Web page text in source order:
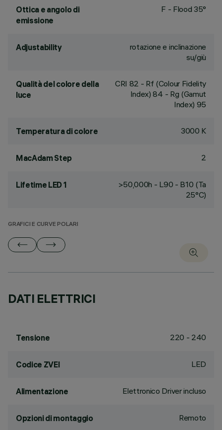
Ottica e angolo di
emissione
F - Flood 35°
Adjustability
rotazione e inclinazione
su/giù
Qualità del colore della
luce
CRI 82 - Rf (Colour Fidelity
Index) 84 - Rg (Gamut
Index) 95
Temperatura di colore 3000 K
MacAdam Step 2
Lifetime LED 1
>50,000h - L90 - B10 (Ta
25°C)
GRAFICI E CURVE POLARI
DATI ELETTRICI
Tensione 220 - 240
Codice ZVEI LED
Alimentazione Elettronico Driver incluso
Opzioni di montaggio Remoto